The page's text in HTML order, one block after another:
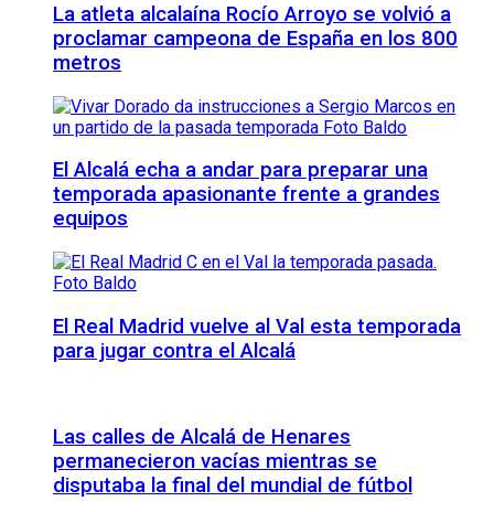
La atleta alcalaína Rocío Arroyo se volvió a
proclamar campeona de España en los 800
metros
El Alcalá echa a andar para preparar una
temporada apasionante frente a grandes
equipos
El Real Madrid vuelve al Val esta temporada
para jugar contra el Alcalá
Las calles de Alcalá de Henares
permanecieron vacías mientras se
disputaba la final del mundial de fútbol